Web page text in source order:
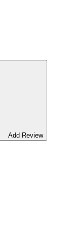
Add Review